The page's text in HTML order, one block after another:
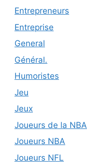
Entrepreneurs
Entreprise
General
Général.
Humoristes
Jeu
Jeux
Joueurs de la NBA
Joueurs NBA
Joueurs NFL